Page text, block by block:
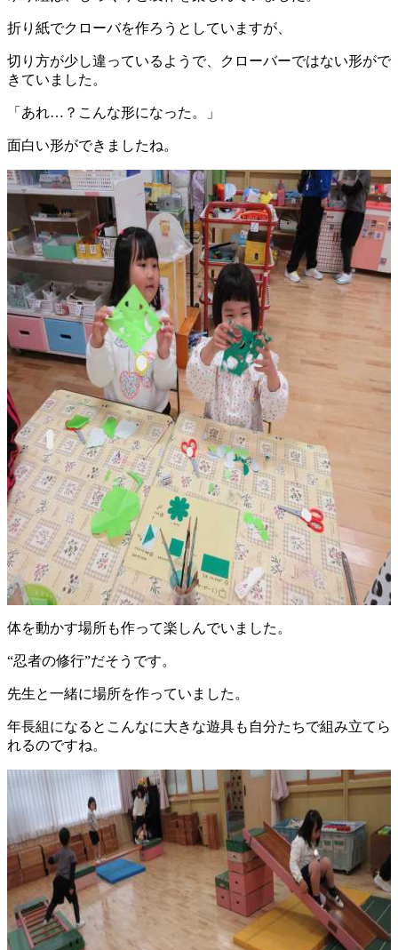
折り紙でクローバを作ろうとしていますが、
切り方が少し違っているようで、クローバーではない形がで
きていました。
「あれ…？こんな形になった。」
面白い形ができましたね。
体を動かす場所も作って楽しんでいました。
“忍者の修行”だそうです。
先生と一緒に場所を作っていました。
年長組になるとこんなに大きな遊具も自分たちで組み立てら
れるのですね。